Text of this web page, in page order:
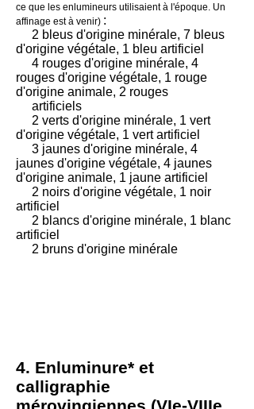
ce que les enlumineurs utilisaient à l'époque. Un
affinage est à venir) :
2 bleus d'origine minérale, 7 bleus
d'origine végétale, 1 bleu artificiel
4 rouges d'origine minérale, 4
rouges d'origine végétale, 1 rouge
d'origine animale, 2 rouges
artificiels
2 verts d'origine minérale, 1 vert
d'origine végétale, 1 vert artificiel
3 jaunes d'origine minérale, 4
jaunes d'origine végétale, 4 jaunes
d'origine animale, 1 jaune artificiel
2 noirs d'origine végétale, 1 noir
artificiel
2 blancs d'origine minérale, 1 blanc
artificiel
2 bruns d'origine minérale
4. Enluminure* et
calligraphie
mérovingiennes (VIe-VIIIe